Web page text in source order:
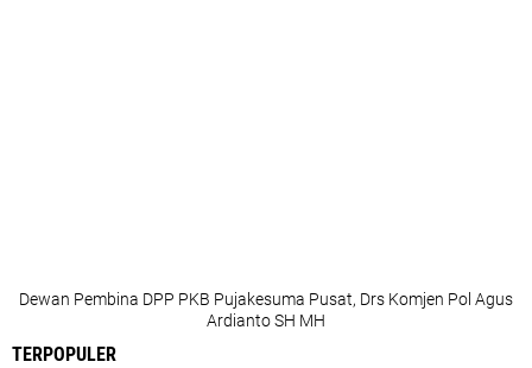
Dewan Pembina DPP PKB Pujakesuma Pusat, Drs Komjen Pol Agus
Ardianto SH MH
TERPOPULER